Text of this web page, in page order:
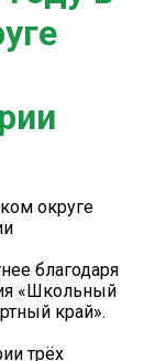
округе
благодаря
«Школьный
край».
трёх